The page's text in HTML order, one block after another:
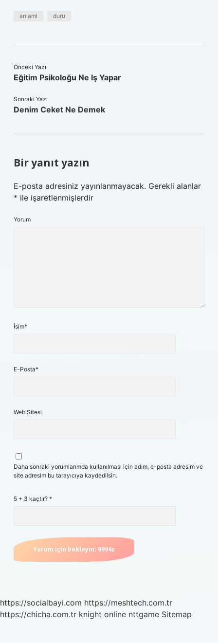
anlaml duru
Önceki Yazı
Eğitim Psikoloğu Ne Iş Yapar
Sonraki Yazı
Denim Ceket Ne Demek
Bir yanıt yazın
E-posta adresiniz yayınlanmayacak. Gerekli alanlar
* ile işaretlenmişlerdir
Yorum
İsim*
E-Posta*
Web Sitesi
Daha sonraki yorumlarımda kullanılması için adım, e-posta adresim ve
site adresim bu tarayıcıya kaydedilsin.
5 + 3 kaçtır? *
https://socialbayi.com https://meshtech.com.tr
https://chicha.com.tr knight online nttgame Sitemap